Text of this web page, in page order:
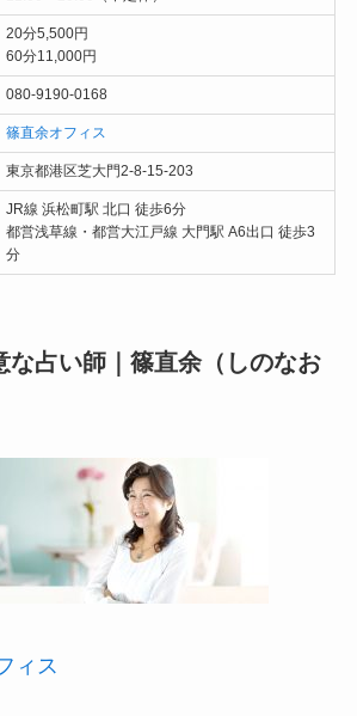
20分5,500円
60分11,000円
080-9190-0168
篠直余オフィス
東京都港区芝大門2-8-15-203
JR線 浜松町駅 北口 徒歩6分
都営浅草線・都営大江戸線 大門駅 A6出口 徒歩3
分
な占い師｜篠直余（しのなお
ィス